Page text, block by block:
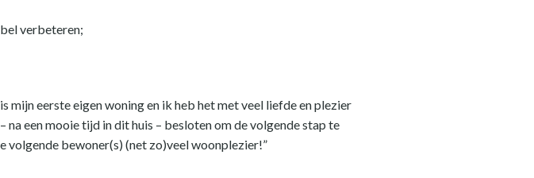
verbeteren;
eerste eigen woning en ik heb het met veel liefde en plezier
een mooie tijd in dit huis – besloten om de volgende stap te
volgende bewoner(s) (net zo)veel woonplezier!”